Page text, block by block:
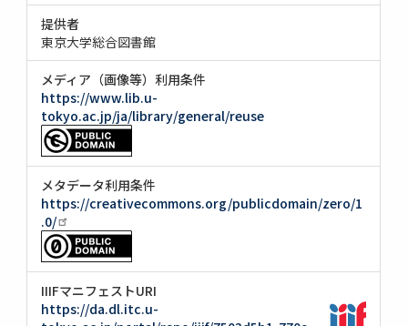
提供者
東京大学総合図書館
メディア（画像等）利用条件
https://www.lib.u-
tokyo.ac.jp/ja/library/general/reuse
メタデータ利用条件
https://creativecommons.org/publicdomain/zero/1
.0/
IIIFマニフェストURI
https://da.dl.itc.u-